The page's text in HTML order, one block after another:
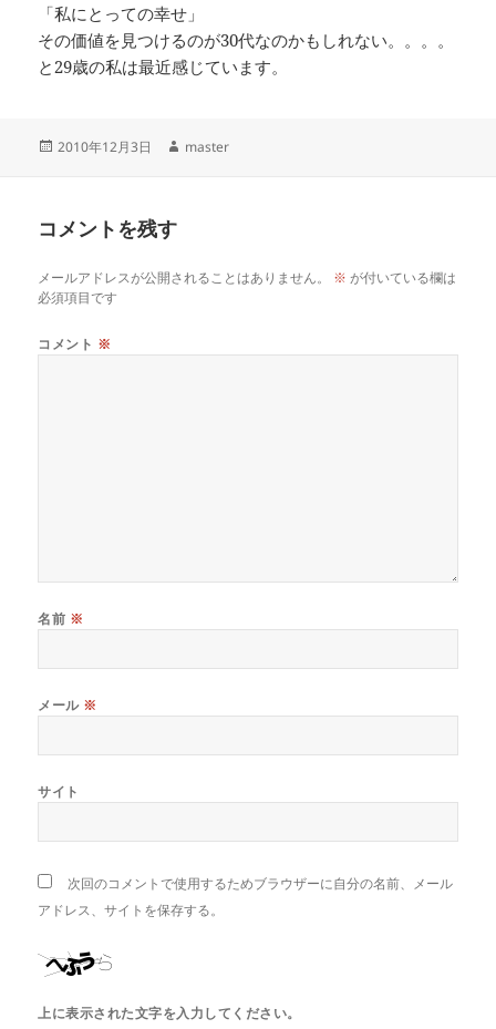
「私にとっての幸せ」
その価値を見つけるのが30代なのかもしれない。。。。
と29歳の私は最近感じています。
投
2010年12月3日
作
master
コメントを残す
メールアドレスが公開されることはありません。 ※ が付いている欄は
必須項目です
コメント ※
名前 ※
メール ※
サイト
次回のコメントで使用するためブラウザーに自分の名前、メール
アドレス、サイトを保存する。
上に表示された文字を入力してください。